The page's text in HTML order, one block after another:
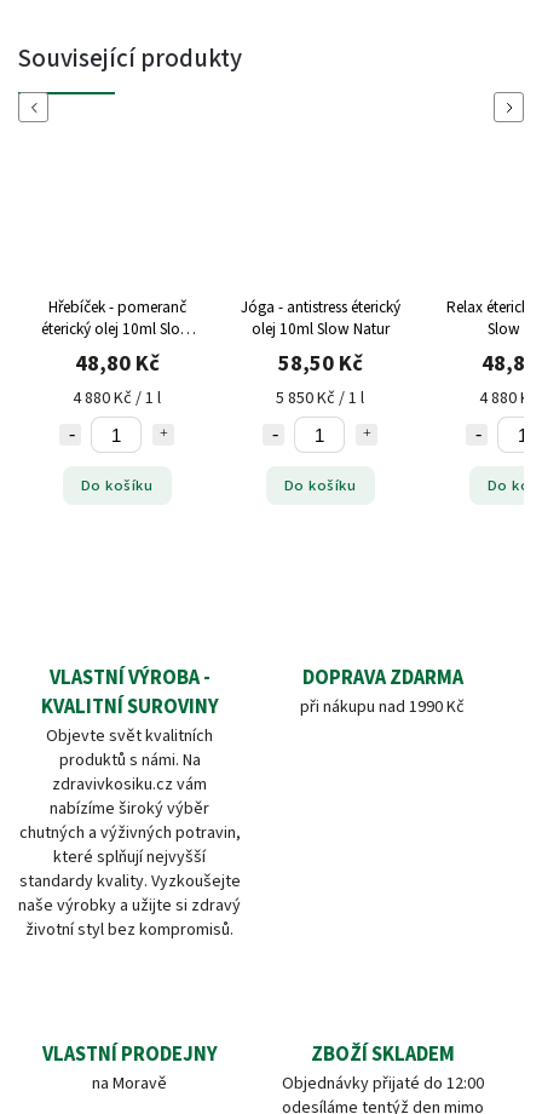
Související produkty
Previous
Hřebíček - pomeranč
éterický olej 10ml Slow
Natur
48,80 Kč
4 880 Kč / 1 l
Do košíku
Jóga - antistress éterický
olej 10ml Slow Natur
58,50 Kč
5 850 Kč / 1 l
Do košíku
Relax
Slow
48,80
4 880
Do
Next
VLASTNÍ VÝROBA -
KVALITNÍ SUROVINY
Objevte svět kvalitních
produktů s námi. Na
zdravivkosiku.cz vám
nabízíme široký výběr
chutných a výživných potravin,
které splňují nejvyšší
standardy kvality. Vyzkoušejte
naše výrobky a užijte si zdravý
životní styl bez kompromisů.
DOPRAVA ZDARMA
při nákupu nad 1990 Kč
VLASTNÍ PRODEJNY
na Moravě
ZBOŽÍ SKLADEM
Objednávky přijaté do 12:00
odesíláme tentýž den mimo